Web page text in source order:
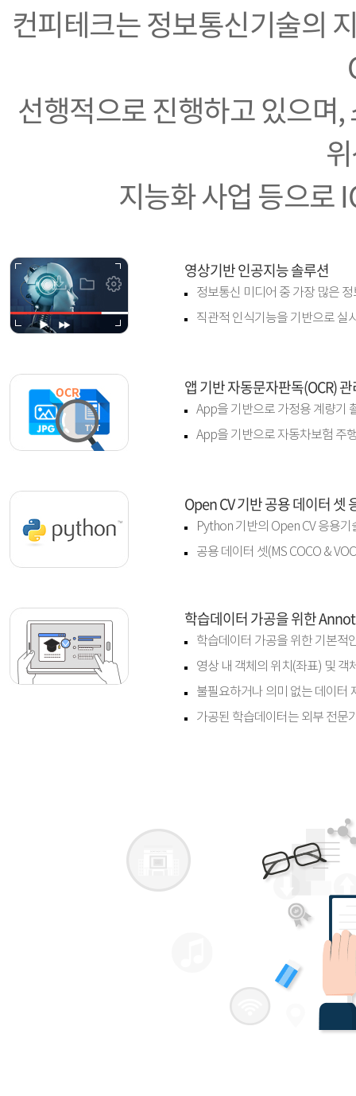
컨피테크는 정보통신기술의
선행적으로 진행하고 있으
지능화 사업 등으로
영상기반 인공지능 솔루션
정보통신 미디어 중 가장 많은
직관적 인식기능을 기반으로 실
앱 기반 자동문자판독(OCR)
App을 기반으로 가정용 계량기
App을 기반으로 자동차보험 주
Open CV 기반 공용 데이터 셋
Python 기반의 Open CV 응용기
공용 데이터 셋(MS COCO &
학습데이터 가공을 위한
학습데이터 가공을 위한 기본적
영상 내 객체의 위치(좌표) 및 객
불필요하거나 의미 없는 데이터
가공된 학습데이터는 외부 전문